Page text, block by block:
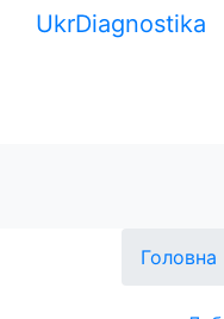
UkrDiagnostika
Головна